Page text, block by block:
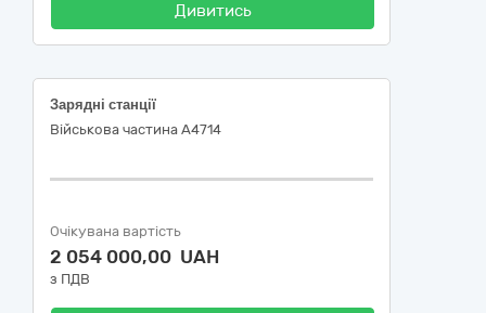
Дивитись
Зарядні станції
Військова частина А4714
Очікувана вартість
2 054 000,00 UAH
з ПДВ